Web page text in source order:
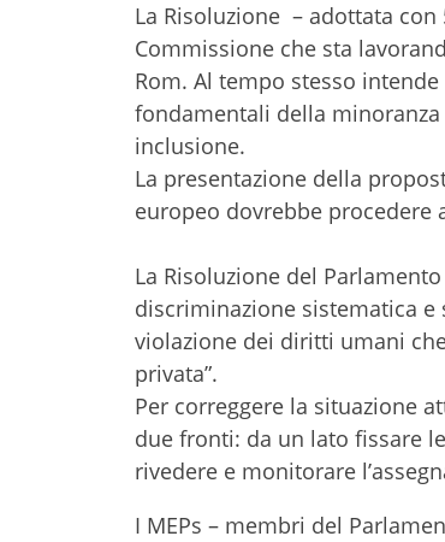
La Risoluzione – adottata
Commissione che sta
Rom. Al tempo stesso
fondamentali della
inclusione.
La presentazione della
europeo dovrebbe procedere
La Risoluzione del
discriminazione sistematica
violazione dei diritti umani
privata”.
Per correggere la situazione
due fronti: da un lato fissare le
rivedere e monitorare
I MEPs – membri del